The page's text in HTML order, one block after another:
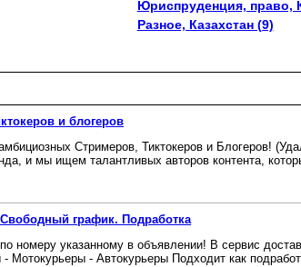
Юриспруденция, право,
Разное, Казахстан (9)
и блогеров
Стримеров, Тиктокеров и Блогеров!
и мы ищем талантливых авторов контента,
график. Подработка
номеру указанному в объявлении! В сервис
Мотокурьеры - Автокурьеры Подходит как